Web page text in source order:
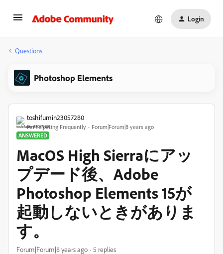
Login
Questions
Photoshop Elements
toshifumin23057280
Participating Frequently
Forum|Forum|8 years ago
ANSWERED
MacOS High Sierraにアッ
プデード後、Adobe
Photoshop Elements 15が
起動しないときがありま
す。
Forum|Forum|8 years ago 5 replies